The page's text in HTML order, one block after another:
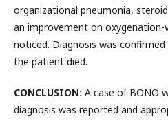
organizational pneumonia,
an improvement on
noticed. Diagnosis was
the patient died.
CONCLUSION: A case of BONO
diagnosis was reported and